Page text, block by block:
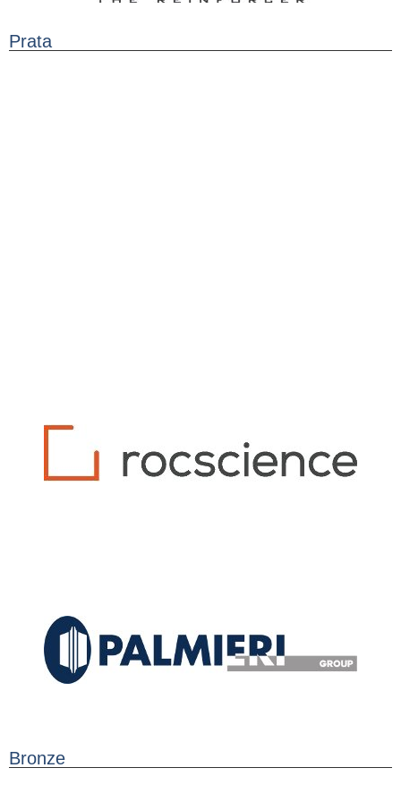
Prata
Bronze